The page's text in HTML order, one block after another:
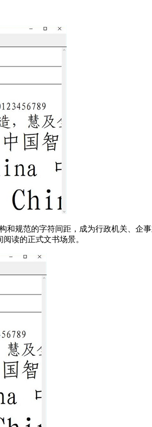
和规范的字符间距，成为行政机关、企
读的正式文书场景。